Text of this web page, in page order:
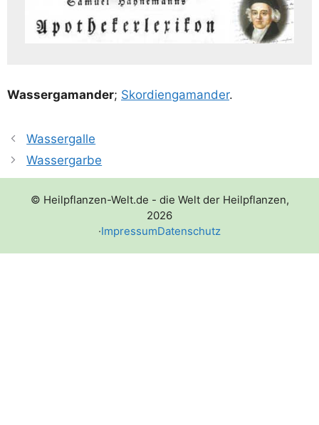
Was­ser­ga­man­der; Skor­dien­ga­man­der.
Wassergalle
Wassergarbe
© Heilpflanzen-Welt.de - die Welt der Heilpflanzen,
2026
·ImpressumDatenschutz